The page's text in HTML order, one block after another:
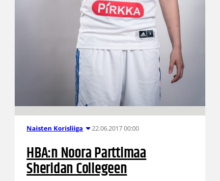
Naisten Korisliiga 22.06.2017 00:00
HBA:n Noora Parttimaa
Sheridan Collegeen